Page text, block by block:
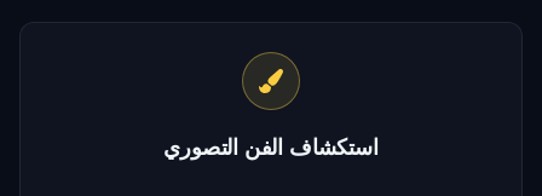
استكشاف الفن التصوري